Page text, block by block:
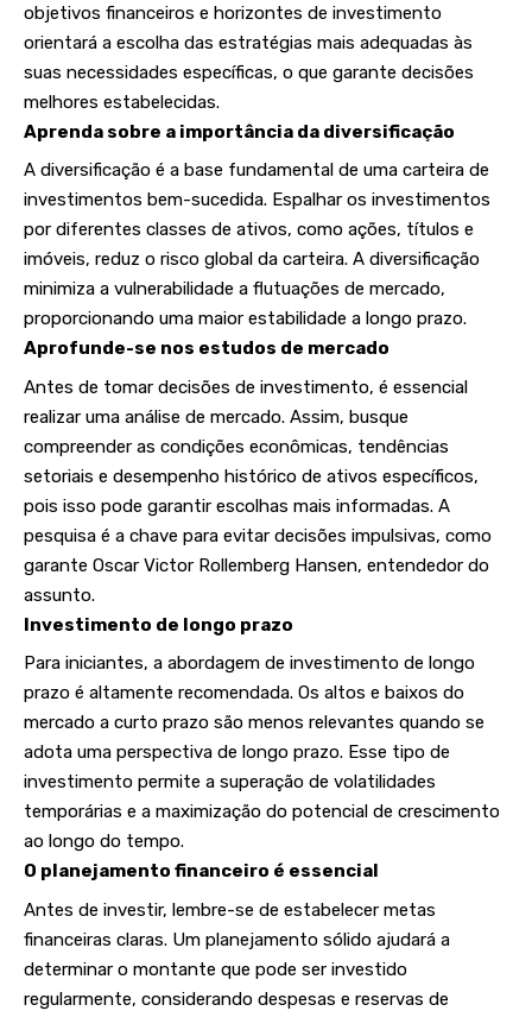
objetivos financeiros e horizontes de investimento
orientará a escolha das estratégias mais adequadas às
suas necessidades específicas, o que garante decisões
melhores estabelecidas.
Aprenda sobre a importância da diversificação
A diversificação é a base fundamental de uma carteira de
investimentos bem-sucedida. Espalhar os investimentos
por diferentes classes de ativos, como ações, títulos e
imóveis, reduz o risco global da carteira. A diversificação
minimiza a vulnerabilidade a flutuações de mercado,
proporcionando uma maior estabilidade a longo prazo.
Aprofunde-se nos estudos de mercado
Antes de tomar decisões de investimento, é essencial
realizar uma análise de mercado. Assim, busque
compreender as condições econômicas, tendências
setoriais e desempenho histórico de ativos específicos,
pois isso pode garantir escolhas mais informadas. A
pesquisa é a chave para evitar decisões impulsivas, como
garante Oscar Victor Rollemberg Hansen, entendedor do
assunto.
Investimento de longo prazo
Para iniciantes, a abordagem de investimento de longo
prazo é altamente recomendada. Os altos e baixos do
mercado a curto prazo são menos relevantes quando se
adota uma perspectiva de longo prazo. Esse tipo de
investimento permite a superação de volatilidades
temporárias e a maximização do potencial de crescimento
ao longo do tempo.
O planejamento financeiro é essencial
Antes de investir, lembre-se de estabelecer metas
financeiras claras. Um planejamento sólido ajudará a
determinar o montante que pode ser investido
regularmente, considerando despesas e reservas de